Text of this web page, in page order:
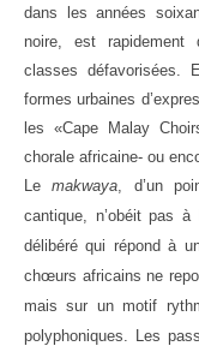
dans les années
noire, est rapidement
classes défavorisées.
formes urbaines
les «Cape Malay
chorale africaine- ou
Lemakwaya , d’un
cantique, n’obéit pas à
délibéré qui répond à
chœurs africains ne
mais sur un motif
polyphoniques. Les